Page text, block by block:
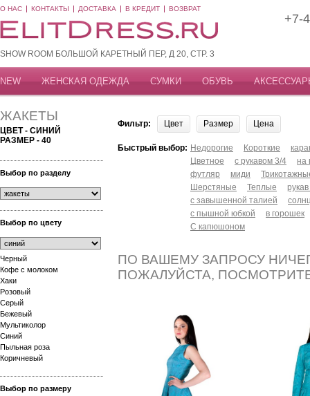
О НАС КОНТАКТЫ ДОСТАВКА В КРЕДИТ ВОЗВРАТ
SHOW ROOM БОЛЬШОЙ КАРЕТНЫЙ ПЕР, Д 20, СТР. 3
+7-
NEW ЖЕНСКАЯ ОДЕЖДА СУМКИ ОБУВЬ
ЖАКЕТЫ
ЦВЕТ - СИНИЙ
РАЗМЕР - 40
Выбор по разделу
Выбор по цвету
Черный
Кофе с молоком
Хаки
Розовый
Серый
Бежевый
Мультиколор
Синий
Пыльная роза
Коричневый
Выбор по размеру
Фильтр: Цвет Размер Цена
Быстрый выбор: Недорогие Короткие
Цветное
с рукавом 3/4
на
футляр
миди
Шерстяные
Теплые
с завышенной талией
с пышной юбкой
в горошек
С капюшоном
ПО ВАШЕМУ ЗАПРОСУ
ПОЖАЛУЙСТА,